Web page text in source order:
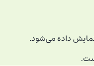
داده می‌شود.